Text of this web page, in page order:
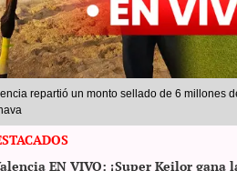
repartió un monto sellado de 6 millones
EN VIVO: ¡Super Keilor gana